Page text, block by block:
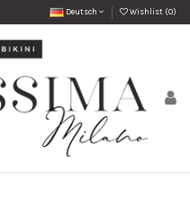
Deutsch Wishlist (0)